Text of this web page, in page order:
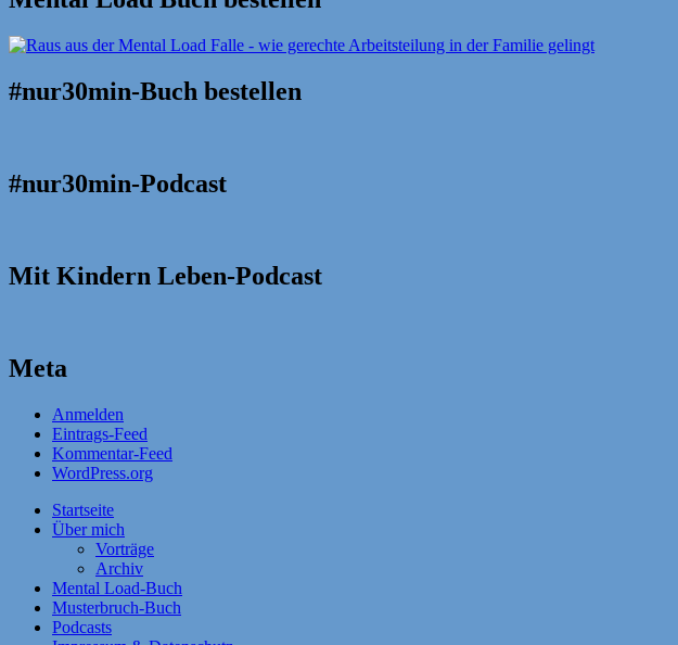
#nur30min-Buch bestellen
#nur30min-Podcast
Mit Kindern Leben-Podcast
Meta
Anmelden
Eintrags-Feed
Kommentar-Feed
WordPress.org
Startseite
Über mich
Vorträge
Archiv
Mental Load-Buch
Musterbruch-Buch
Podcasts